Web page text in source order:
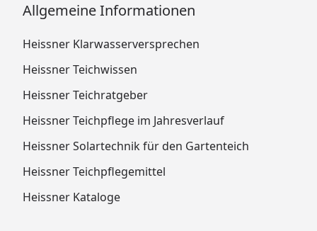
Allgemeine Informationen
Heissner Klarwasserversprechen
Heissner Teichwissen
Heissner Teichratgeber
Heissner Teichpflege im Jahresverlauf
Heissner Solartechnik für den Gartenteich
Heissner Teichpflegemittel
Heissner Kataloge